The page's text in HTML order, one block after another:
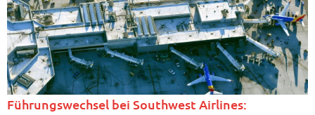
Führungswechsel bei Southwest Airlines: